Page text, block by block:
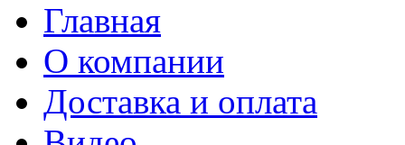
Главная
О компании
Доставка и оплата